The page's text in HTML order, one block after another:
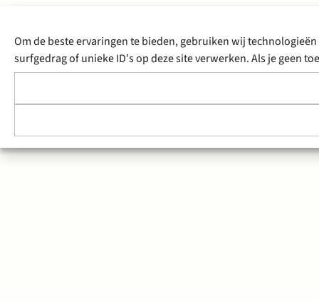
Om de beste ervaringen te bieden, gebruiken wij
surfgedrag of unieke ID's op deze site verwerken. Als je geen